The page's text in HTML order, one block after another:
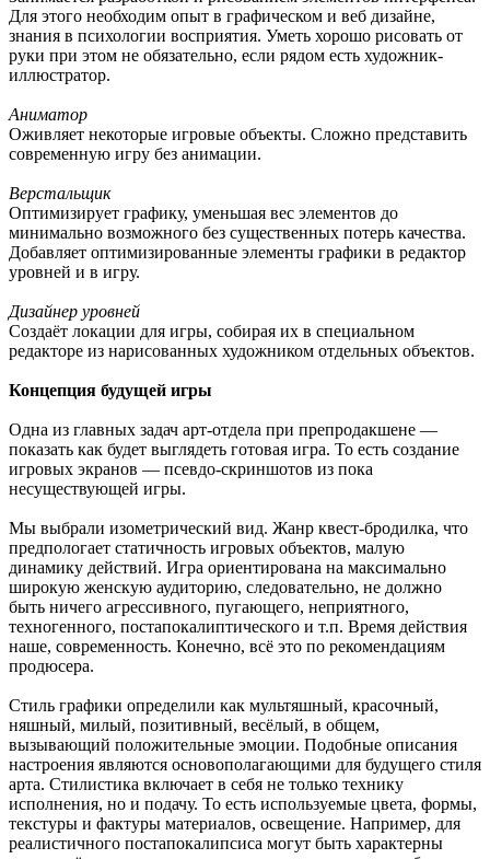
Для этого необходим опыт в графическом и веб дизайне,
знания в психологии восприятия. Уметь хорошо рисовать от
руки при этом не обязательно, если рядом есть художник-
иллюстратор.
Аниматор
Оживляет некоторые игровые объекты. Сложно представить
современную игру без анимации.
Верстальщик
Оптимизирует графику, уменьшая вес элементов до
минимально возможного без существенных потерь качества.
Добавляет оптимизированные элементы графики в редактор
уровней и в игру.
Дизайнер уровней
Создаёт локации для игры, собирая их в специальном
редакторе из нарисованных художником отдельных объектов.
Концепция будущей игры
Одна из главных задач арт-отдела при препродакшене —
показать как будет выглядеть готовая игра. То есть создание
игровых экранов — псевдо-скриншотов из пока
несуществующей игры.
Мы выбрали изометрический вид. Жанр квест-бродилка, что
предпологает статичность игровых объектов, малую
динамику действий. Игра ориентирована на максимально
широкую женскую аудиторию, следовательно, не должно
быть ничего агрессивного, пугающего, неприятного,
техногенного, постапокалиптического и т.п. Время действия
наше, современность. Конечно, всё это по рекомендациям
продюсера.
Стиль графики определили как мультяшный, красочный,
няшный, милый, позитивный, весёлый, в общем,
вызывающий положительные эмоции. Подобные описания
настроения являются основополагающими для будущего стиля
арта. Стилистика включает в себя не только технику
исполнения, но и подачу. То есть используемые цвета, формы,
текстуры и фактуры материалов, освещение. Например, для
реалистичного постапокалипсиса могут быть характерны